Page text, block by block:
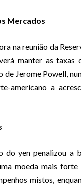
Mercados
na reunião da
manter as taxas
de Jerome Powell,
americano a
do yen penalizou a
moeda mais forte
mistos,